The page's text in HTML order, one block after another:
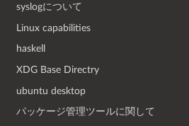
syslogについて
Linux capabilities
haskell
XDG Base Directry
ubuntu desktop
パッケージ管理ツールに関して